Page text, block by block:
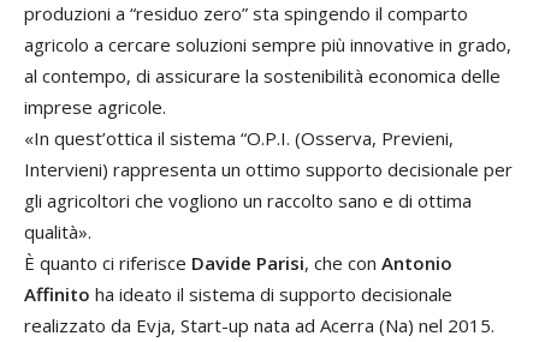
produzioni a “residuo zero” sta spingendo il comparto
agricolo a cercare soluzioni sempre più innovative in grado,
al contempo, di assicurare la sostenibilità economica delle
imprese agricole.
«In quest’ottica il sistema “O.P.I. (Osserva, Previeni,
Intervieni) rappresenta un ottimo supporto decisionale per
gli agricoltori che vogliono un raccolto sano e di ottima
qualità».
È quanto ci riferisce Davide Parisi, che con Antonio
Affinito ha ideato il sistema di supporto decisionale
realizzato da Evja, Start-up nata ad Acerra (Na) nel 2015.